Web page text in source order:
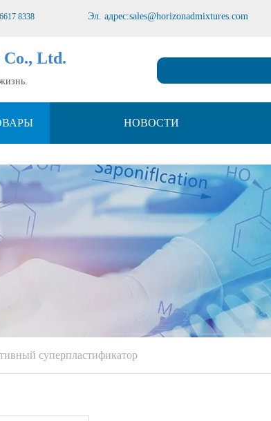
8338 Эл. адрес:sales@horizonadmixtures.com
Ltd.
НОВОСТИ
суперпластификатор